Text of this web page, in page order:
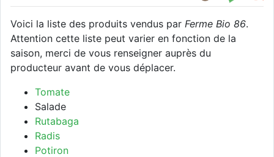
Voici la liste des produits vendus par Ferme Bio 86.
Attention cette liste peut varier en fonction de la
saison, merci de vous renseigner auprès du
producteur avant de vous déplacer.
Tomate
Salade
Rutabaga
Radis
Potiron